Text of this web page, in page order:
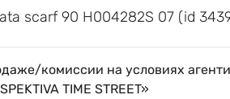
scarf 90 H004282S 07 (id
комиссии на условиях
TIME STREET»